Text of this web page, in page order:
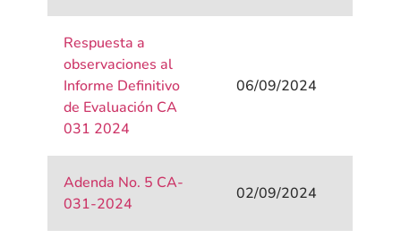
Respuesta a
observaciones al
Informe Definitivo
de Evaluación CA
031 2024
06/09/2024
Adenda No. 5 CA-
031-2024
02/09/2024